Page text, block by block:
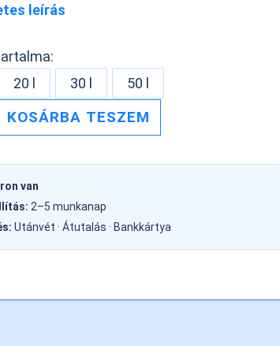
leírás
20 l 30 l 50 l
KOSÁRBA TESZEM
van
2–5 munkanap
Utánvét · Átutalás · Bankkártya